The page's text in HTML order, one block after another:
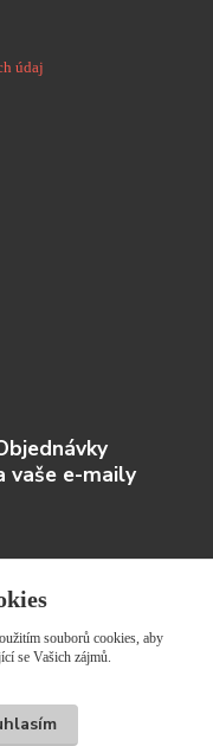
údaj
vaše e-maily
souborů cookies, aby
se Vašich zájmů.